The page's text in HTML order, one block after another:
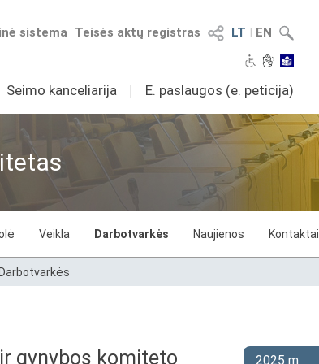
LT I EN
Teisės aktų registras
sistema
Seimo kanceliarija I E. paslaugos (e. peticija)
Veikla Darbotvarkės Naujienos Kontaktai
Darbotvarkės
gynybos komiteto
2025 m.